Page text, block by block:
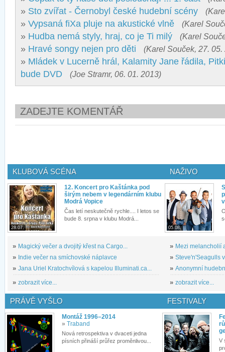
» Sto zvířat - Černobyl české hudební scény
» Vypsaná fiXa pluje na akustické vlně (Karel
» Hudba nemá styly, hraj, co je Ti milý (Karel
» Hravé songy nejen pro děti (Karel Souček, 27. 05.
» Mládek v Lucerně hrál, Kalamity Jane řádila,
bude DVD
(Joe Stramr, 06. 01. 2013)
ZADEJTE KOMENTÁŘ
KLUBOVÁ SCÉNA
28.07.
12. Koncert pro Kaštánka pod
širým nebem v legendárním klubu
Modrá Vopice
Čas letí neskutečně rychle.... I letos se
bude 8. srpna v klubu Modrá...
» Magický večer a dvojitý křest na Cargo...
» Indie večer na smíchovské náplavce
» Jana Uriel Kratochvílová s kapelou Illuminati.ca...
» zobrazit více...
NAŽIVO
05.08.
» Mezi melancholií
» Steve'n'Seagulls
» Anonymní
» zobrazit více...
PRÁVĚ VYŠLO
Montáž 1996–2014
» Traband
Nová retrospektiva v dvaceti jedna
písních přináší průřez proměnlivou...
FESTIVALY
V